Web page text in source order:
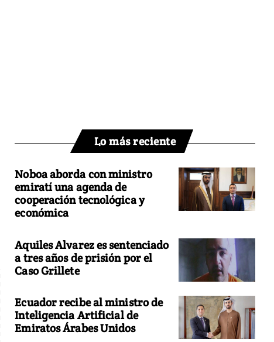
Lo más reciente
Noboa aborda con ministro
emiratí una agenda de
cooperación tecnológica y
económica
Aquiles Alvarez es sentenciado
a tres años de prisión por el
Caso Grillete
Ecuador recibe al ministro de
Inteligencia Artificial de
Emiratos Árabes Unidos